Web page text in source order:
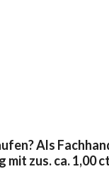
Als
zus. ca. 1,00